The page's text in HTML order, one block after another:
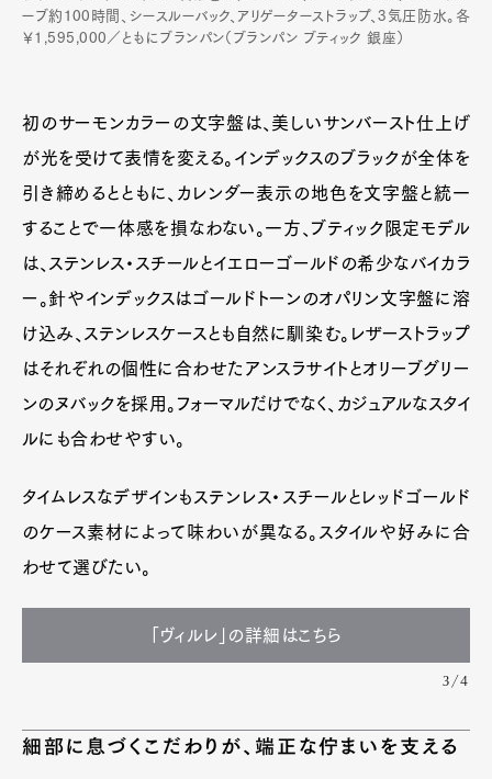
ーブ約100時間、シースルーバック、アリゲーターストラップ、3気圧防水。各
￥1,595,000／ともにブランパン（ブランパン ブティック 銀座）
初のサーモンカラーの文字盤は、美しいサンバースト仕上げ
が光を受けて表情を変える。インデックスのブラックが全体を
引き締めるとともに、カレンダー表示の地色を文字盤と統一
することで一体感を損なわない。一方、ブティック限定モデル
は、ステンレス・スチールとイエローゴールドの希少なバイカラ
ー。針やインデックスはゴールドトーンのオパリン文字盤に溶
け込み、ステンレスケースとも自然に馴染む。レザーストラップ
はそれぞれの個性に合わせたアンスラサイトとオリーブグリー
ンのヌバックを採用。フォーマルだけでなく、カジュアルなスタイ
ルにも合わせやすい。
タイムレスなデザインもステンレス・スチールとレッドゴールド
のケース素材によって味わいが異なる。スタイルや好みに合
わせて選びたい。
「ヴィルレ」の詳細はこちら
3/4
細部に息づくこだわりが、端正な佇まいを支える